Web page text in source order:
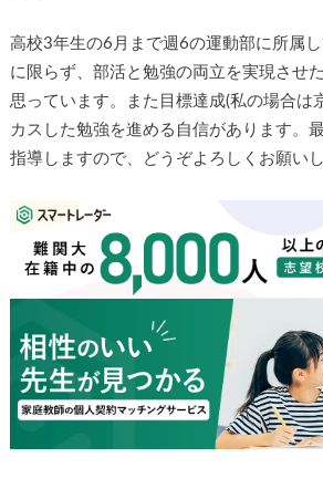
高校3年生の6月まで週6の運動部に所属
に限らず、部活と勉強の両立を実現させ
思っています。また目標達成(私の場合は
カスした勉強を進める自信があります。
指導しますので、どうぞよろしくお願いし